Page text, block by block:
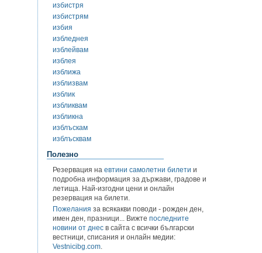
избистря
избистрям
избия
избледнея
изблейвам
изблея
изближа
изблизвам
изблик
избликвам
избликна
изблъскам
изблъсквам
Полезно
Резервация на евтини самолетни билети и
подробна информация за държави, градове и
летища. Най-изгодни цени и онлайн
резервация на билети.
Пожелания за всякакви поводи - рожден ден,
имен ден, празници... Вижте последните
новини от днес в сайта с всички български
вестници, списания и онлайн медии:
Vestnicibg.com.